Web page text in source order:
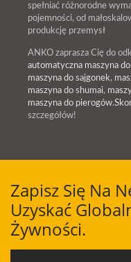
spełniać różnorodne
pojemności, od
produkcję przemysł
ANKO zaprasza Cię do
automatyczna maszyna
maszyna do sajgonek,
maszyna do shumai,
maszyna do pierogów.
szczegółów!
Zapisz Się Na
Uzyskać
Żywności.